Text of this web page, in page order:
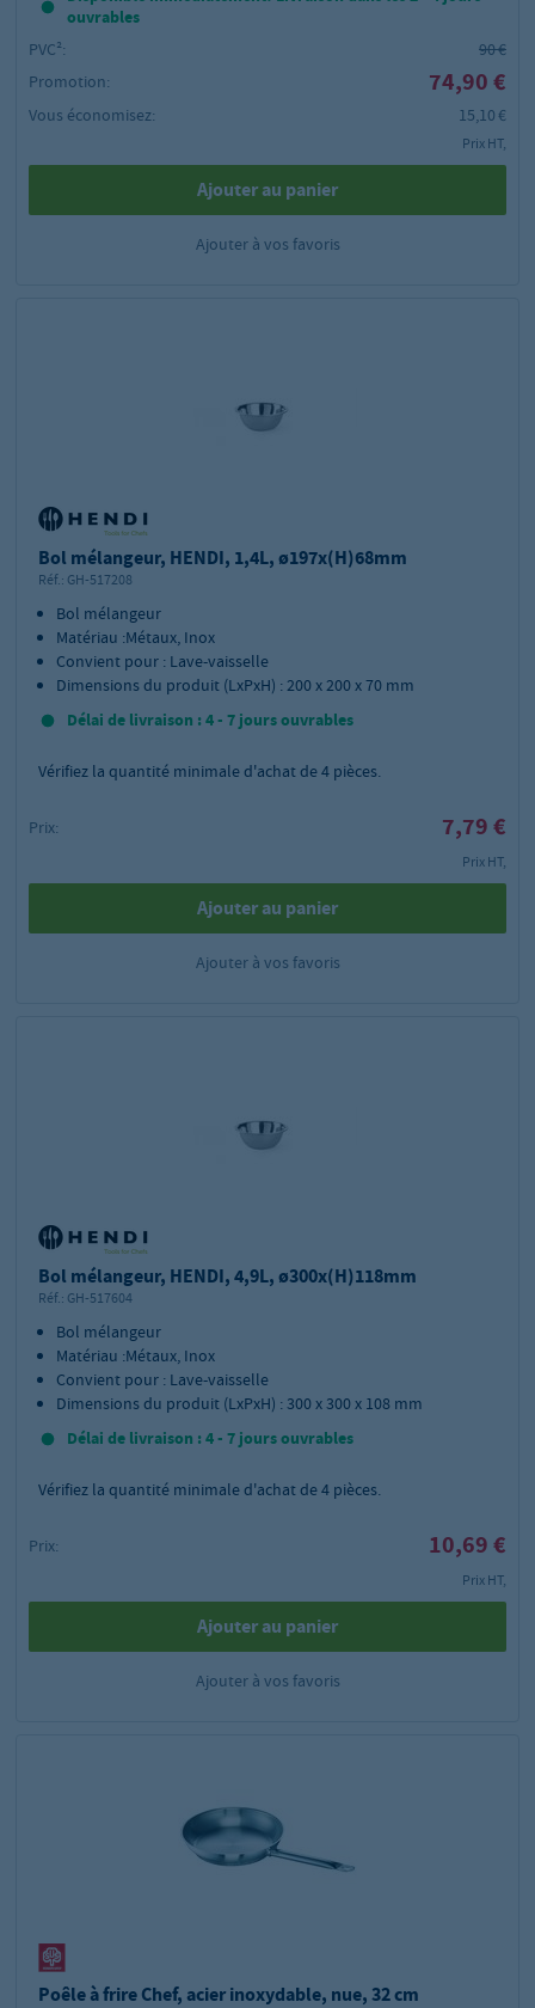
ouvrables
PVC²:
90 €
Promotion:
74,90 €
Vous économisez: 15,10 €
Prix HT,
Ajouter au panier
Ajouter à vos favoris
Bol mélangeur, HENDI, 1,4L, ø197x(H)68mm
Réf.: GH-517208
Bol mélangeur
Matériau :Métaux, Inox
Convient pour : Lave-vaisselle
Dimensions du produit (LxPxH) : 200 x 200 x 70 mm
Délai de livraison : 4 - 7 jours ouvrables
Vérifiez la quantité minimale d'achat de4 pièces.
Prix: 7,79 €
Prix HT,
Ajouter au panier
Ajouter à vos favoris
Bol mélangeur, HENDI, 4,9L, ø300x(H)118mm
Réf.: GH-517604
Bol mélangeur
Matériau :Métaux, Inox
Convient pour : Lave-vaisselle
Dimensions du produit (LxPxH) : 300 x 300 x 108 mm
Délai de livraison : 4 - 7 jours ouvrables
Vérifiez la quantité minimale d'achat de4 pièces.
Prix: 10,69 €
Prix HT,
Ajouter au panier
Ajouter à vos favoris
Poêle à frire Chef, acier inoxydable, nue, 32 cm